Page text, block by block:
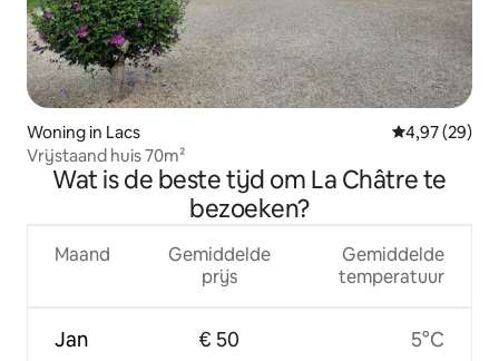
Woning in Lacs Gemiddelde
4,97 (29)
Vrijstaand huis 70m²
Wat is de beste tijd om La Châtre te
bezoeken?
Maand
Jan
Gemiddelde
prijs
€ 50
Gemiddelde
temperatuur
5°C